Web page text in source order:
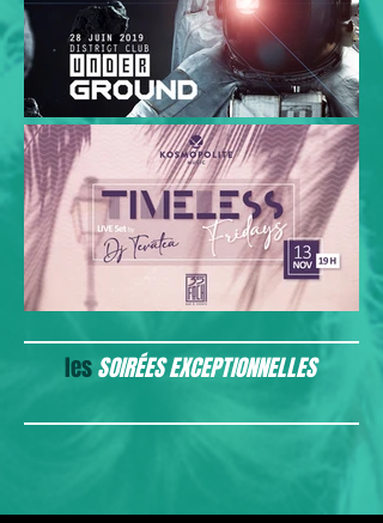
lesSOIRÉES EXCEPTIONNELLES